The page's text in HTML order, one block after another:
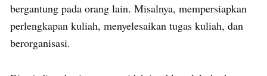
bergantung pada orang lain. Misalnya, mempersiapkan
perlengkapan kuliah, menyelesaikan tugas kuliah, dan
berorganisasi.